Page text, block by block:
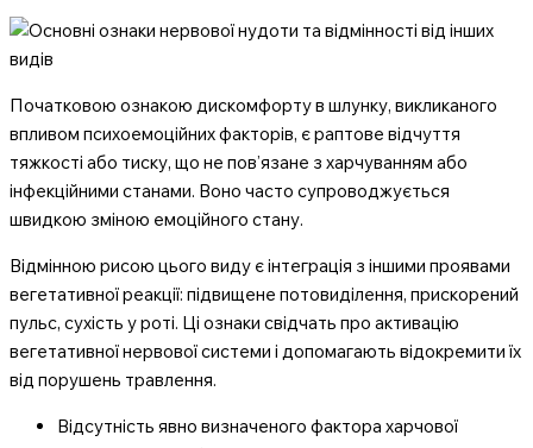
Початковою ознакою дискомфорту в шлунку, викликаного
впливом психоемоційних факторів, є раптове відчуття
тяжкості або тиску, що не пов’язане з харчуванням або
інфекційними станами. Воно часто супроводжується
швидкою зміною емоційного стану.
Відмінною рисою цього виду є інтеграція з іншими проявами
вегетативної реакції: підвищене потовиділення, прискорений
пульс, сухість у роті. Ці ознаки свідчать про активацію
вегетативної нервової системи і допомагають відокремити їх
від порушень травлення.
Відсутність явно визначеного фактора харчової